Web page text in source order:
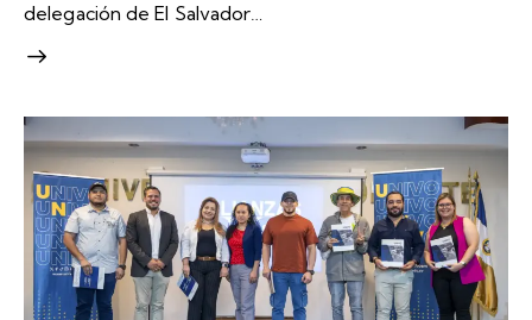
delegación de El Salvador…